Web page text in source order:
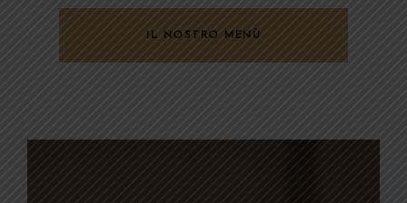
IL NOSTRO MENÙ